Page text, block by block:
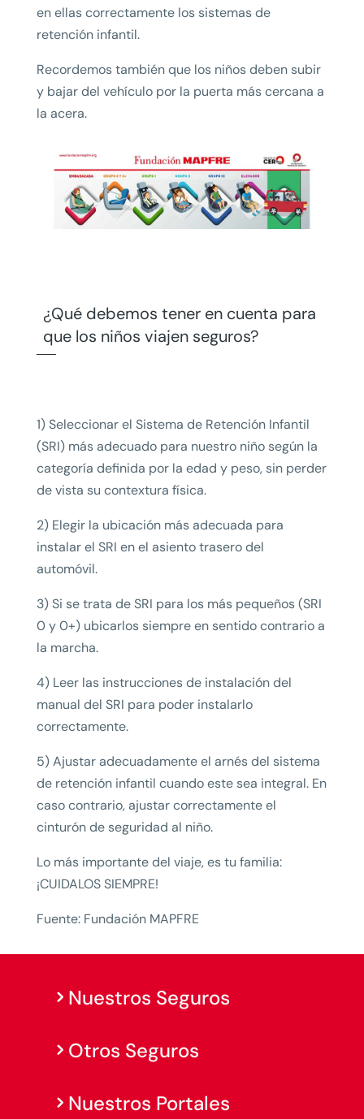
en ellas correctamente los sistemas de
retención infantil.
Recordemos también que los niños deben subir
y bajar del vehículo por la puerta más cercana a
la acera.
¿Qué debemos tener en cuenta para
que los niños viajen seguros?
1) Seleccionar el Sistema de Retención Infantil
(SRI) más adecuado para nuestro niño según la
categoría definida por la edad y peso, sin perder
de vista su contextura física.
2) Elegir la ubicación más adecuada para
instalar el SRI en el asiento trasero del
automóvil.
3) Si se trata de SRI para los más pequeños (SRI
0 y 0+) ubicarlos siempre en sentido contrario a
la marcha.
4) Leer las instrucciones de instalación del
manual del SRI para poder instalarlo
correctamente.
5) Ajustar adecuadamente el arnés del sistema
de retención infantil cuando este sea integral. En
caso contrario, ajustar correctamente el
cinturón de seguridad al niño.
Lo más importante del viaje, es tu familia:
¡CUIDALOS SIEMPRE!
Fuente: Fundación MAPFRE
Nuestros Seguros
Otros Seguros
Nuestros Portales